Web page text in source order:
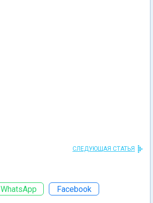
СЛЕДУЮЩАЯ СТАТЬЯ
WhatsApp Facebook